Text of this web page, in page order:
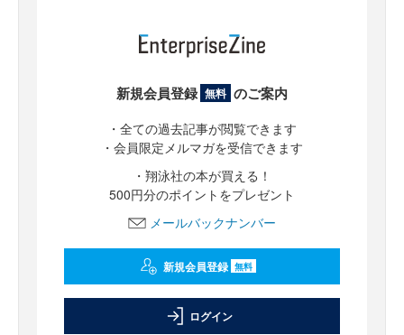
新規会員登録 無料 のご案内
・全ての過去記事が閲覧できます
・会員限定メルマガを受信できます
・翔泳社の本が買える！
500円分のポイントをプレゼント
メールバックナンバー
新規会員登録 無料
ログイン